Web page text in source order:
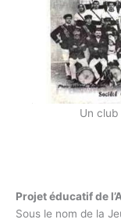
Un
Projet éducatif de
Sous le nom de la